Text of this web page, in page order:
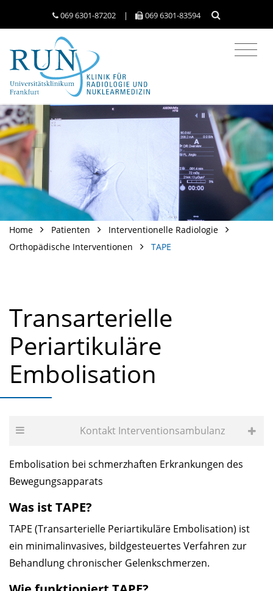
069 6301-​87202 | 069 6301-​83594
Home Patienten
Interventionelle Radiologie
Orthopädische Interventionen
TAPE
Transarterielle
Periartikuläre
Embolisation
Kontakt In­ter­ven­ti­ons­am­bu­lanz
Embolisation bei schmerzhaften Erkrankungen des
Bewegungsapparats
Was ist TAPE?
TAPE (Transarterielle Periartikuläre Embolisation) ist
ein minimalinvasives, bildgesteuertes Verfahren zur
Behandlung chronischer Gelenkschmerzen.